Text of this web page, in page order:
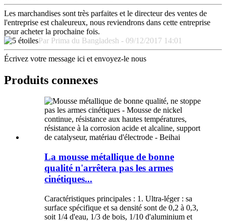
Les marchandises sont très parfaites et le directeur des ventes de
l'entreprise est chaleureux, nous reviendrons dans cette entreprise
pour acheter la prochaine fois.
Par Prima du Bangladesh - 09/12/2017 14:01
Écrivez votre message ici et envoyez-le nous
Produits connexes
La mousse métallique de bonne
qualité n'arrêtera pas les armes
cinétiques...
Caractéristiques principales : 1. Ultra-léger : sa
surface spécifique et sa densité sont de 0,2 à 0,3,
soit 1/4 d'eau, 1/3 de bois, 1/10 d'aluminium et